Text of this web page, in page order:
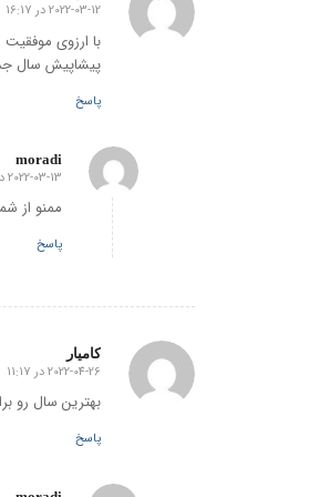
گفته:
2022-03-12 در 16:17
با ارزوی موفقیت
پیشاپیش سال
پاسخ
moradi
گفته:
2022-03-13 در 06:17
ممنو از
پاسخ
کامیار
گفته:
2022-04-26 در 11:17
بهترین سال رو
پاسخ